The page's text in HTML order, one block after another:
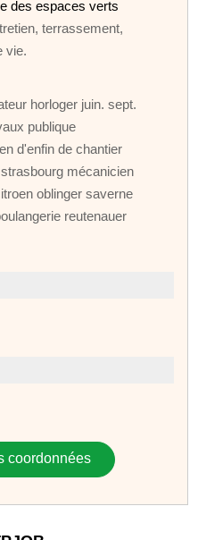
des espaces verts
terrassement,
vie.
horloger juin. sept.
publique
d'enfin de chantier
mécanicien
oblinger saverne
reutenauer
coordonnées